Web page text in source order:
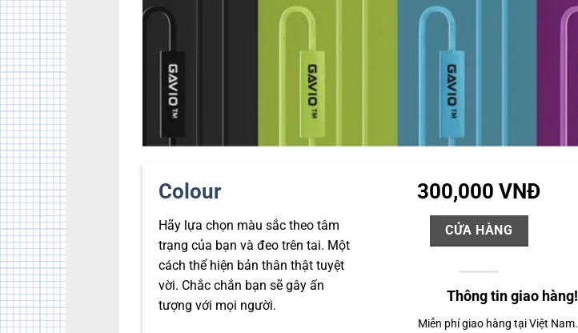
Colour
Hãy lựa chọn màu sắc theo tâm
trạng của bạn và đeo trên tai. Một
cách thể hiện bản thân thật tuyệt
vời. Chắc chắn bạn sẽ gây ấn
tượng với mọi người.
300,000 VNĐ
CỬA HÀNG
Thông tin giao hàng!
Miễn phí giao hàng tại Việt Nam.